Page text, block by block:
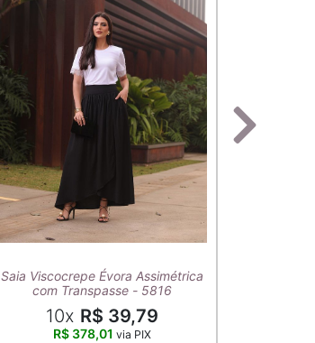
Saia Viscocrepe Évora Assimétrica
com Transpasse - 5816
10x R$ 39,79
R$ 378,01via PIX